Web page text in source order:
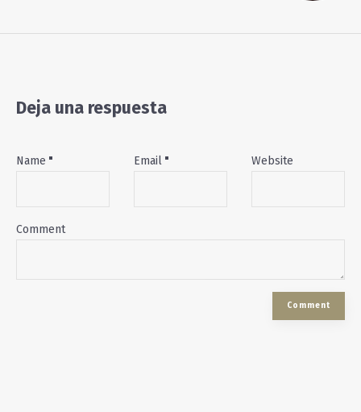
Deja una respuesta
Name Email Website
Comment
Comment